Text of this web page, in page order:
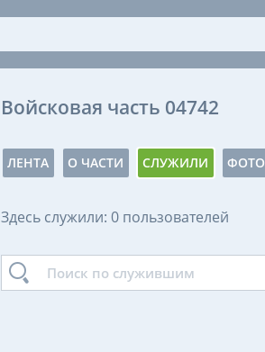
Войсковая часть 04742
ЛЕНТА О ЧАСТИ СЛУЖИЛИ ФОТО
Здесь служили: 0 пользователей